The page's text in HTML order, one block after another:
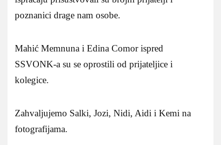
poznanici drage nam osobe.
Mahić Memnuna i Edina Comor ispred
SSVONK-a su se oprostili od prijateljice i
kolegice.
Zahvaljujemo Salki, Jozi, Nidi, Aidi i Kemi na
fotografijama.